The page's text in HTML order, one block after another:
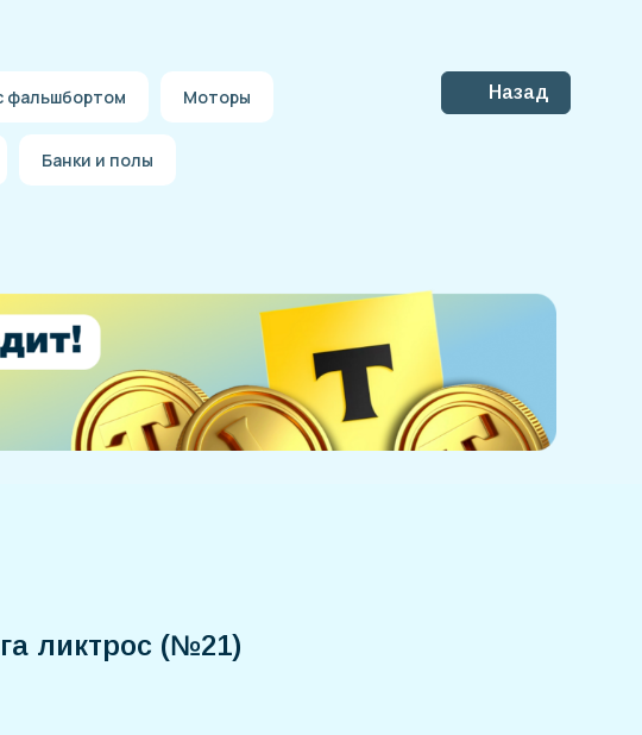
Назад
фальшбортом Моторы
Банки и полы
ликтрос (№21)